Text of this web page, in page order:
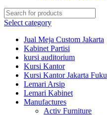
Select category
Jual Meja Custom Jakarta
Kabinet Partisi
kursi auditorium
Kursi Kantor
Kursi Kantor Jakarta Fuku
Lemari Arsip
Lemari Kabinet
Manufactures
Activ Furniture